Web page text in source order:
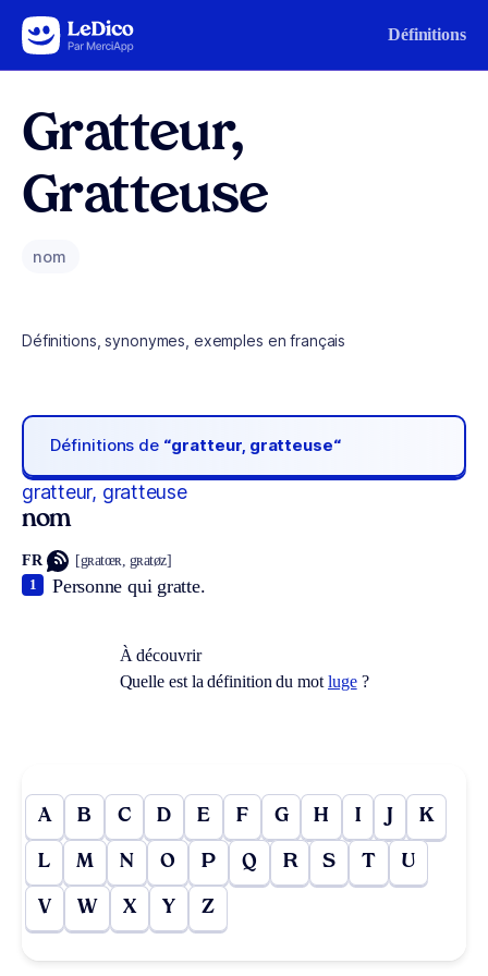
Aller au contenu Définitions
Gratteur,
Gratteuse
nom
Définitions, synonymes, exemples en français
Définitions de “gratteur, gratteuse“
gratteur, gratteuse
nom
FR [gʀatœʀ, gʀatøz]
Personne qui gratte.
1
À découvrir
Quelle est la définition du mot luge?
A B C D E F G H I J K
L M N O P Q R S T U
V W X Y Z